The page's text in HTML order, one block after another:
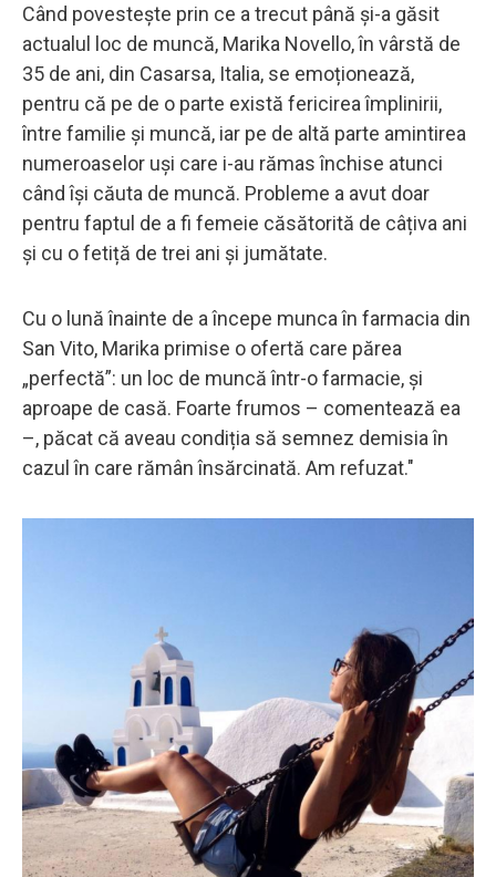
Când povestește prin ce a trecut până și-a găsit
actualul loc de muncă, Marika Novello, în vârstă de
35 de ani, din Casarsa, Italia, se emoționează,
pentru că pe de o parte există fericirea împlinirii,
între familie și muncă, iar pe de altă parte amintirea
numeroaselor uși care i-au rămas închise atunci
când își căuta de muncă. Probleme a avut doar
pentru faptul de a fi femeie căsătorită de câțiva ani
și cu o fetiță de trei ani și jumătate.
Cu o lună înainte de a începe munca în farmacia din
San Vito, Marika primise o ofertă care părea
„perfectă”: un loc de muncă într-o farmacie, și
aproape de casă. Foarte frumos – comentează ea
–, păcat că aveau condiția să semnez demisia în
cazul în care rămân însărcinată. Am refuzat."